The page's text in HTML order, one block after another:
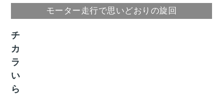
モーター走行で思いどおりの旋回
チ
カ
ラ
い
ら